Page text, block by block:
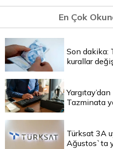
En Çok
Son dakika:
kurallar
Tazminata
Türksat 3A
Ağustos`ta